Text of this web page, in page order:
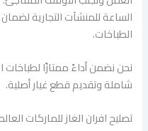
الساعة للمنشآت التجارية
الطباخات.
نحن نضمن أداءً ممتازًا لطباخات
شاملة وتقديم قطع غيار أصلية.
تصليح افران الغاز للماركات